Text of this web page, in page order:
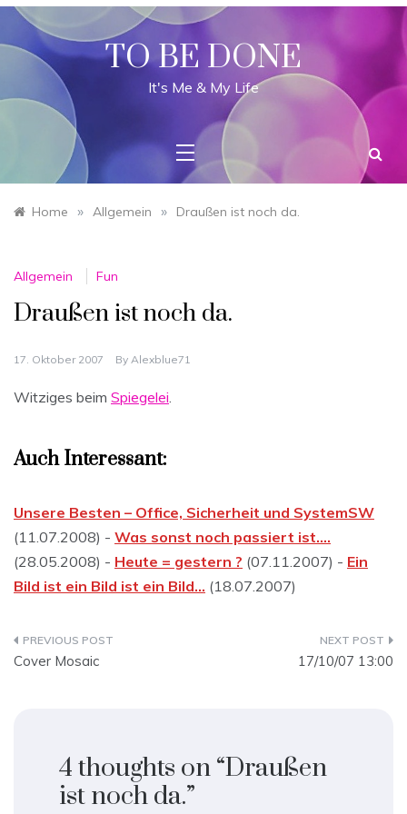
Skip
content
TO BE DONE
It's Me & My Life
Home » Allgemein » Draußen ist noch da.
Allgemein Fun
Draußen ist noch da.
17. Oktober 2007 By Alexblue71
Witziges beim Spiegelei.
Auch Interessant:
Unsere Besten – Office, Sicherheit und SystemSW
(11.07.2008) - Was sonst noch passiert ist….
(28.05.2008) - Heute = gestern ? (07.11.2007) - Ein
Bild ist ein Bild ist ein Bild… (18.07.2007)
Beitragsnavigation
Cover Mosaic 17/10/07 13:00
4 thoughts on “Draußen
ist noch da.”